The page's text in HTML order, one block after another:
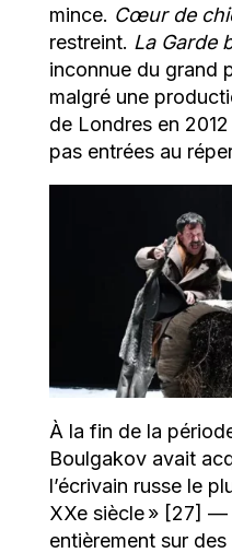
mince. Cœur de
restreint. La Garde
inconnue du grand
malgré une
de Londres en
pas entrées au
À la fin de la
Boulgakov avait
l’écrivain russe le
XXe siècle » [27]
entièrement sur